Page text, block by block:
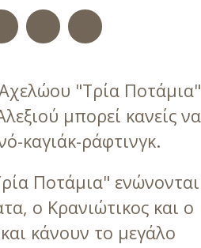
"Τρία Ποτάμια"
μπορεί κανείς να
καγιάκ-ράφτινγκ.
Ποτάμια" ενώνονται
ο Κρανιώτικος και ο
κάνουν το μεγάλο